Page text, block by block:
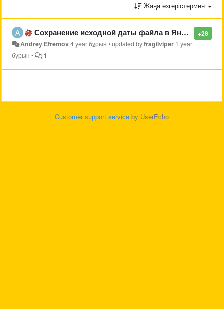
Жаңа өзгерістермен
+28
Сохранение исходной даты файла в Яндекс Диск
Andrey Efremov4 year бұрын •updated byfragilviper 1 year
бұрын • 1
Customer support service by UserEcho